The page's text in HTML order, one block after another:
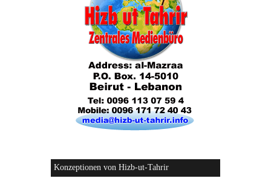
Die Lebensordnung des Islam
Das Kalifat